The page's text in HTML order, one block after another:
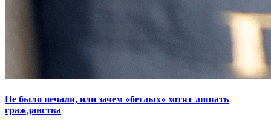
Не было печали, или зачем «беглых» хотят лишать
гражданства